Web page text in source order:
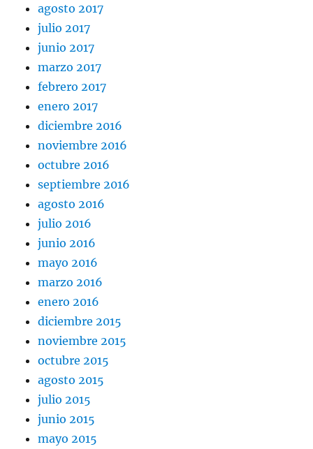
agosto 2017
julio 2017
junio 2017
marzo 2017
febrero 2017
enero 2017
diciembre 2016
noviembre 2016
octubre 2016
septiembre 2016
agosto 2016
julio 2016
junio 2016
mayo 2016
marzo 2016
enero 2016
diciembre 2015
noviembre 2015
octubre 2015
agosto 2015
julio 2015
junio 2015
mayo 2015